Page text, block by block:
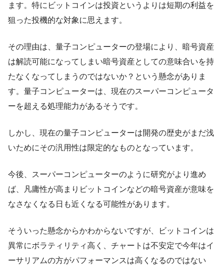
ます。特に ビットコインは投資というよりは短期の利益を
狙った投機的な対象に思えます。
その理由は、量子コンピューターの登場により、 暗号資産
は解読可能になってしまい暗号資産としての意味合いを持
たなくなってしまう のではないか？という懸念がありま
す。量子コンピューターは、現在のスーパーコンピュータ
ーを超える処理能力があるそうです。
しかし、現在の量子コンピューターは開発の歴史がまだ浅
いためにその汎用性は限定的なものとなっています。
今後、スーパーコンピューターのように研究がより進め
ば、凡庸性が高まりビットコインなどの暗号資産が意味を
なさなくなる日も近くなる可能性があります。
そういった懸念からかわからないですが、ビットコインは
異常にボラティリティ高く、チャートは不安定で今年はイ
ーサリアムの方がパフォーマンスは高くなるのではない